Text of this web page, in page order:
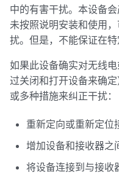
中的有害干扰。本设备
未按照说明安装和使用
扰。但是，不能保证在特
如果此设备确实对无线
过关闭和打开设备来确
或多种措施来纠正干扰：
重新定向或重新定位
增加设备和接收器之
将设备连接到与接收